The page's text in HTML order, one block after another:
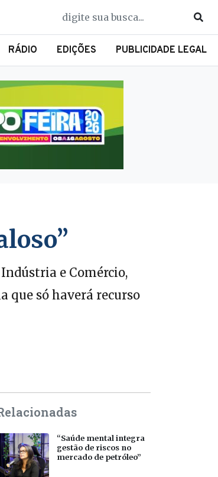
RÁDIO EDIÇÕES PUBLICIDADE LEGAL
e Comércio,
que só haverá recurso
“Saúde mental integra
gestão de riscos no
mercado de petróleo”